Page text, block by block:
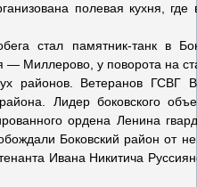
полевая кухня,
стал памятник-танк в
— Миллерово, у поворота на
районов. Ветеранов ГСВГ
Лидер боковского
ордена Ленина
Боковский район от
Ивана Никитича